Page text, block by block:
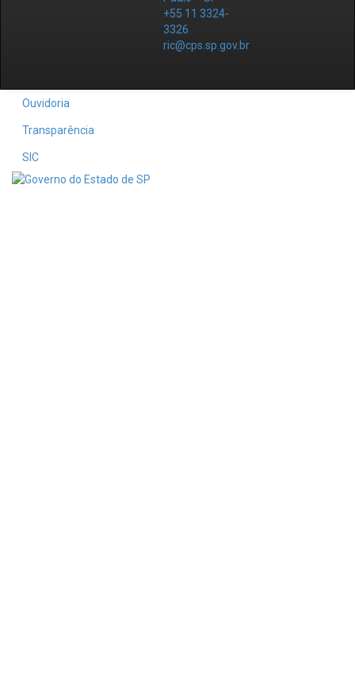
+55 11 3324-
3326
ric@cps.sp.gov.br
Ouvidoria
Transparência
SIC